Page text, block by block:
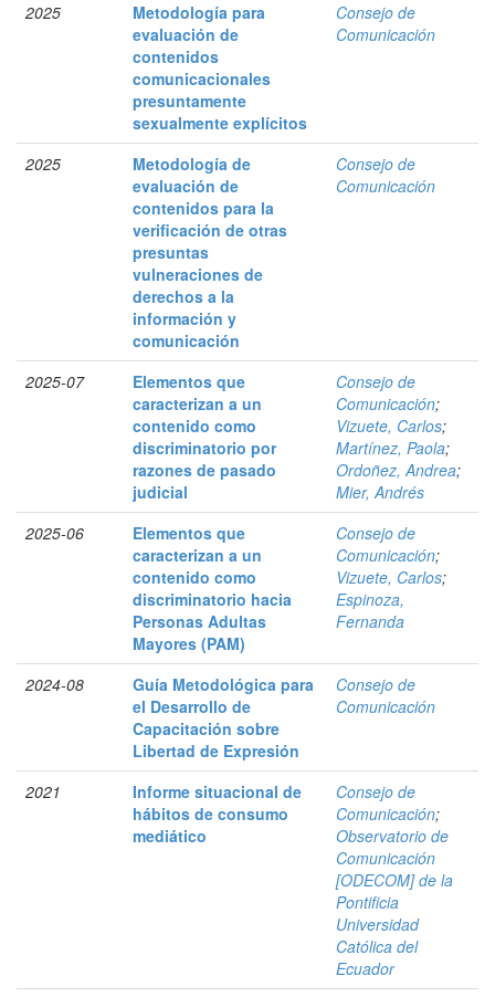
2025
Metodología para
evaluación de
contenidos
comunicacionales
presuntamente
sexualmente explícitos
Consejo de
Comunicación
2025
Metodología de
evaluación de
contenidos para la
verificación de otras
presuntas
vulneraciones de
derechos a la
información y
comunicación
Consejo de
Comunicación
2025-07
Elementos que
caracterizan a un
contenido como
discriminatorio por
razones de pasado
judicial
Consejo de
Comunicación;
Vizuete, Carlos;
Martínez, Paola;
Ordoñez, Andrea;
Mier, Andrés
2025-06
Elementos que
caracterizan a un
contenido como
discriminatorio hacia
Personas Adultas
Mayores (PAM)
Consejo de
Comunicación;
Vizuete, Carlos;
Espinoza,
Fernanda
2024-08
Guía Metodológica para
el Desarrollo de
Capacitación sobre
Libertad de Expresión
Consejo de
Comunicación
2021
Informe situacional de
hábitos de consumo
mediático
Consejo de
Comunicación;
Observatorio de
Comunicación
[ODECOM] de la
Pontificia
Universidad
Católica del
Ecuador